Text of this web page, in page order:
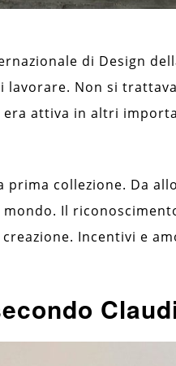
di Design
lavorare. Non si
attiva in altri
prima collezione. Da
Il
Incentivi e